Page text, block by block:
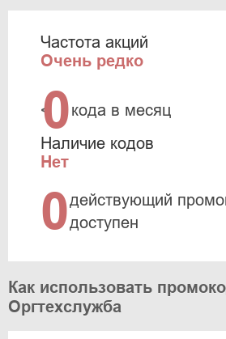
Частота акций
Очень редко
<0кода в месяц
Наличие кодов
Нет
0действующий
доступен
Как использовать
Оргтехслужба